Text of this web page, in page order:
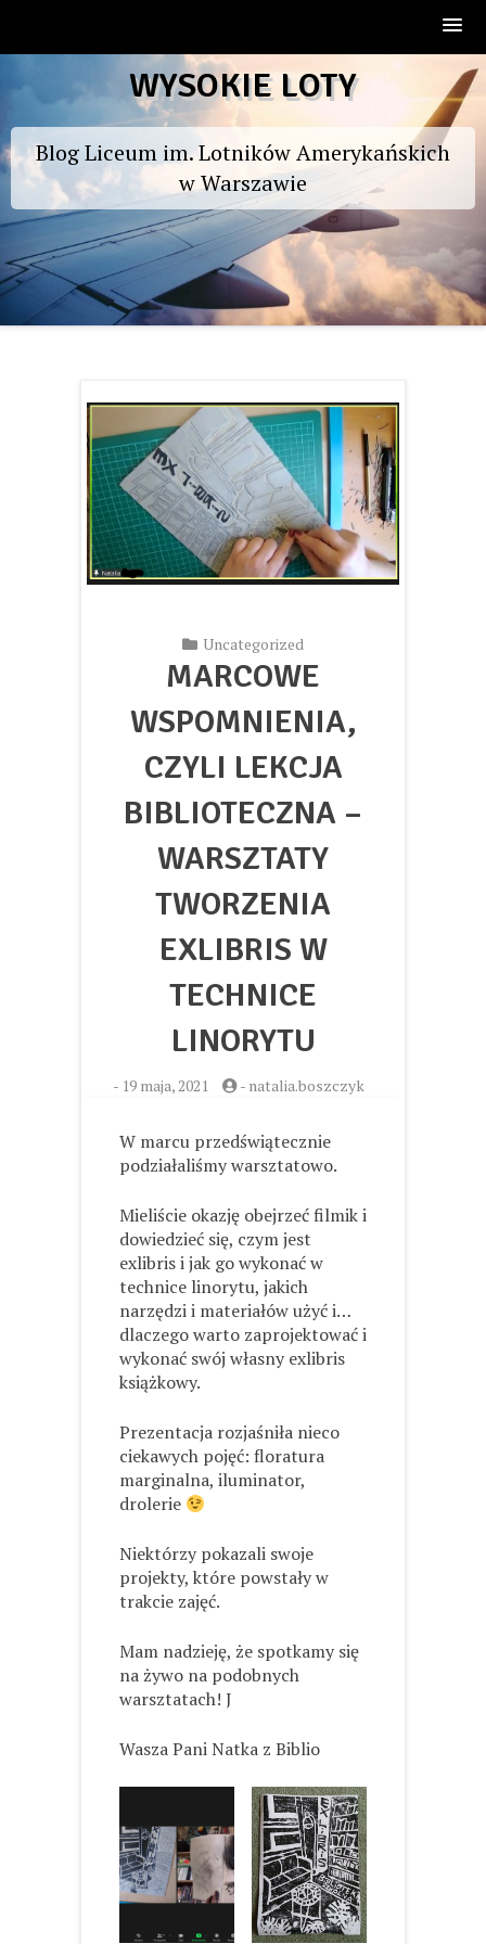
to
WYSOKIE LOTY
Blog Liceum im. Lotników Amerykańskich
w Warszawie
Uncategorized
MARCOWE
WSPOMNIENIA,
CZYLI LEKCJA
BIBLIOTECZNA –
WARSZTATY
TWORZENIA
EXLIBRIS W
TECHNICE
LINORYTU
- 19 maja, 2021 - natalia.boszczyk
W marcu przedświątecznie
podziałaliśmy warsztatowo.
Mieliście okazję obejrzeć filmik i
dowiedzieć się, czym jest
exlibris i jak go wykonać w
technice linorytu, jakich
narzędzi i materiałów użyć i…
dlaczego warto zaprojektować i
wykonać swój własny exlibris
książkowy.
Prezentacja rozjaśniła nieco
ciekawych pojęć: floratura
marginalna, iluminator,
drolerie
Niektórzy pokazali swoje
projekty, które powstały w
trakcie zajęć.
Mam nadzieję, że spotkamy się
na żywo na podobnych
warsztatach! J
Wasza Pani Natka z Biblio